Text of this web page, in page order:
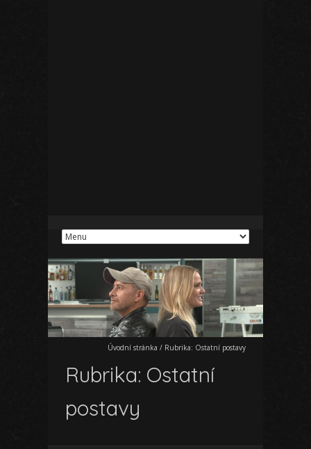
Úvodní stránka / Rubrika: Ostatní postavy
Rubrika: Ostatní
postavy